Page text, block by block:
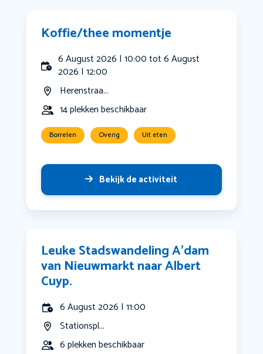
Koffie/thee momentje
6 August 2026 | 10:00 tot 6 August
2026 | 12:00
Herenstraa...
14 plekken beschikbaar
Borrelen Overig Uit eten
Bekijk de activiteit
Leuke Stadswandeling A’dam
van Nieuwmarkt naar Albert
Cuyp.
6 August 2026 | 11:00
Stationspl...
6 plekken beschikbaar